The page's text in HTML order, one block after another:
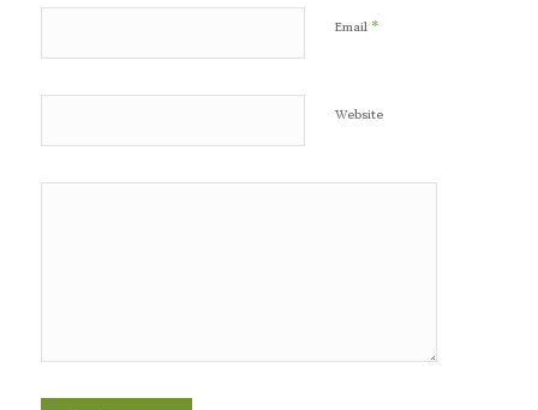
Email *
Website